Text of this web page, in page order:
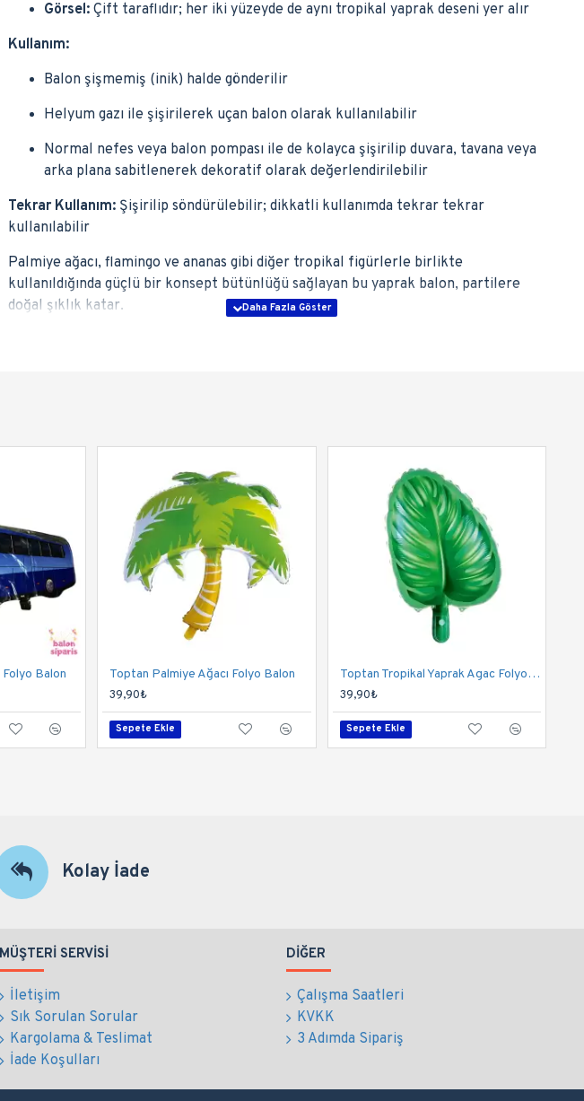
Görsel: Çift taraflıdır; her iki yüzeyde de aynı tropikal yaprak deseni yer alır
Kullanım:
Balon şişmemiş (inik) halde gönderilir
Helyum gazı ile şişirilerek uçan balon olarak kullanılabilir
Normal nefes veya balon pompası ile de kolayca şişirilip duvara, tavana veya
arka plana sabitlenerek dekoratif olarak değerlendirilebilir
Tekrar Kullanım: Şişirilip söndürülebilir; dikkatli kullanımda tekrar tekrar
kullanılabilir
Palmiye ağacı, flamingo ve ananas gibi diğer tropikal figürlerle birlikte
kullanıldığında güçlü bir konsept bütünlüğü sağlayan bu yaprak balon, partilere
doğal şıklık katar.
Balon Toptan Palmiye Ağacı Folyo Balon
39,90₺
Sepete Ekle
Toptan Tropikal Yaprak Agac Folyo Balon
39,90₺
Sepete Ekle
Kolay İade
MÜŞTERI SERVISI
İletişim
Sık Sorulan Sorular
Kargolama & Teslimat
İade Koşulları
DIĞER
Çalışma Saatleri
KVKK
3 Adımda Sipariş